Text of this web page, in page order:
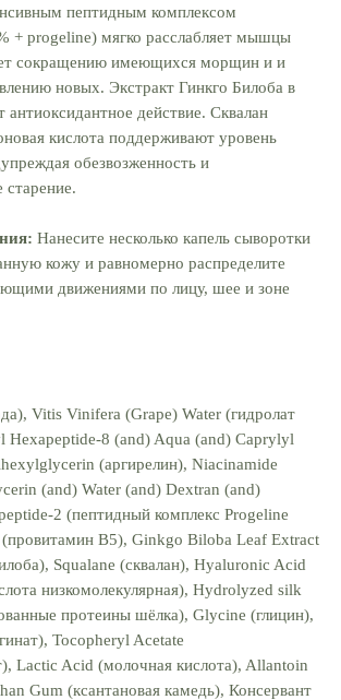
пептидным комплексом
+ progeline) мягко расслабляет мышцы
сокращению имеющихся морщин и и
новых. Экстракт Гинкго Билоба в
антиоксидантное действие. Сквалан
кислота поддерживают уровень
обезвозженность и
старение.
Нанесите несколько капель сыворотки
кожу и равномерно распределите
движениями по лицу, шее и зоне
Vitis Vinifera (Grape) Water (гидролат
Hexapeptide-8 (and) Aqua (and) Caprylyl
(аргирелин), Niacinamide
(and) Water (and) Dextran (and)
2 (пептидный комплекс Progeline
В5), Ginkgo Biloba Leaf Extract
Squalane (сквалан), Hyaluronic Acid
низкомолекулярная), Hydrolyzed silk
протеины шёлка), Glycine (глицин),
Tocopheryl Acetate
Lactic Acid (молочная кислота), Allantoin
Gum (ксантановая камедь), Консервант